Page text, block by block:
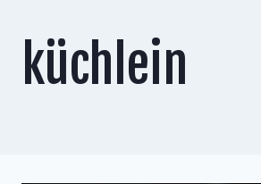
küchlein